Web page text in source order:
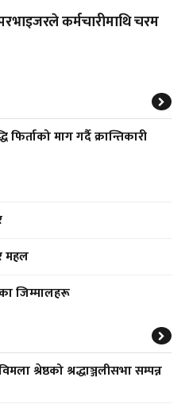
कर्मचारीमाथि चरम
फिर्ताको माग गर्दै क्रान्तिकारी
महल
जिम्मालहरू
श्रेष्ठको श्रद्धाञ्जलीसभा सम्पन्न